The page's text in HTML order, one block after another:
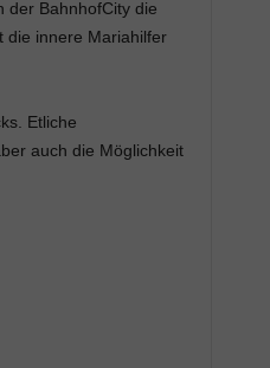
der BahnhofCity die
die innere Mariahilfer
Etliche
auch die Möglichkeit